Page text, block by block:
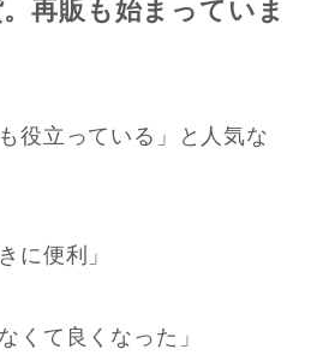
。再販も始まっていま
役立っている」と人気な
に便利」
くて良くなった」